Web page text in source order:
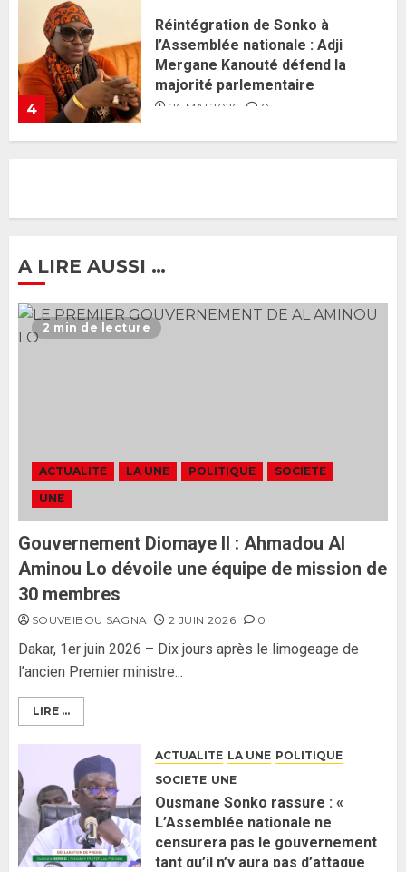
5
Guy Marius Sagna inquiet après la
nomination d’Al Aminou Lo : «
J’espère me tromper »
26 MAI 2026 0
Ousmane Sonko rassure : «
L’Assemblée nationale ne
3
gouvernement : PASTEF pose
A LIRE AUSSI …
2 min de lecture
ACTUALITE LA UNE POLITIQUE
SOCIETE
UNE
Gouvernement Diomaye II : Ahmadou Al
Aminou Lo dévoile une équipe de mission de
30 membres
SOUVEIBOU SAGNA 2 JUIN 2026 0
Dakar, 1er juin 2026 – Dix jours après le limogeage de
l’ancien Premier ministre...
LIRE ...
ACTUALITE LA UNE POLITIQUE
SOCIETE UNE
Ousmane Sonko rassure : «
L’Assemblée nationale ne
censurera pas le gouvernement
tant qu’il n’y aura pas d’attaque